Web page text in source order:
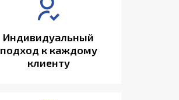
Индивидуальный
подход к каждому
клиенту